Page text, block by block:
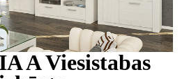
A Viesistabas